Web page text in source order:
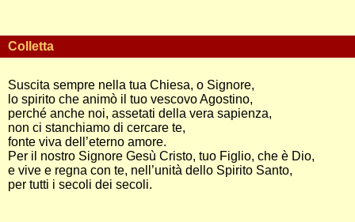
Colletta
Suscita sempre nella tua Chiesa, o Signore,
lo spirito che animò il tuo vescovo Agostino,
perché anche noi, assetati della vera sapienza,
non ci stanchiamo di cercare te,
fonte viva dell’eterno amore.
Per il nostro Signore Gesù Cristo, tuo Figlio, che è Dio,
e vive e regna con te, nell’unità dello Spirito Santo,
per tutti i secoli dei secoli.